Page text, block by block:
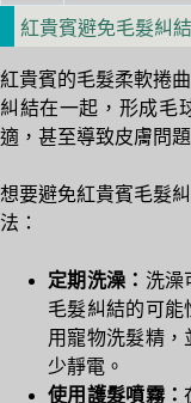
紅貴賓避免毛髮糾
紅貴賓的毛髮柔軟捲
糾結在一起，形成毛
適，甚至導致皮膚問
想要避免紅貴賓毛髮
法：
定期洗澡： 洗澡
毛髮糾結的可
用寵物洗髮精
少靜電。
使用護髮噴霧：